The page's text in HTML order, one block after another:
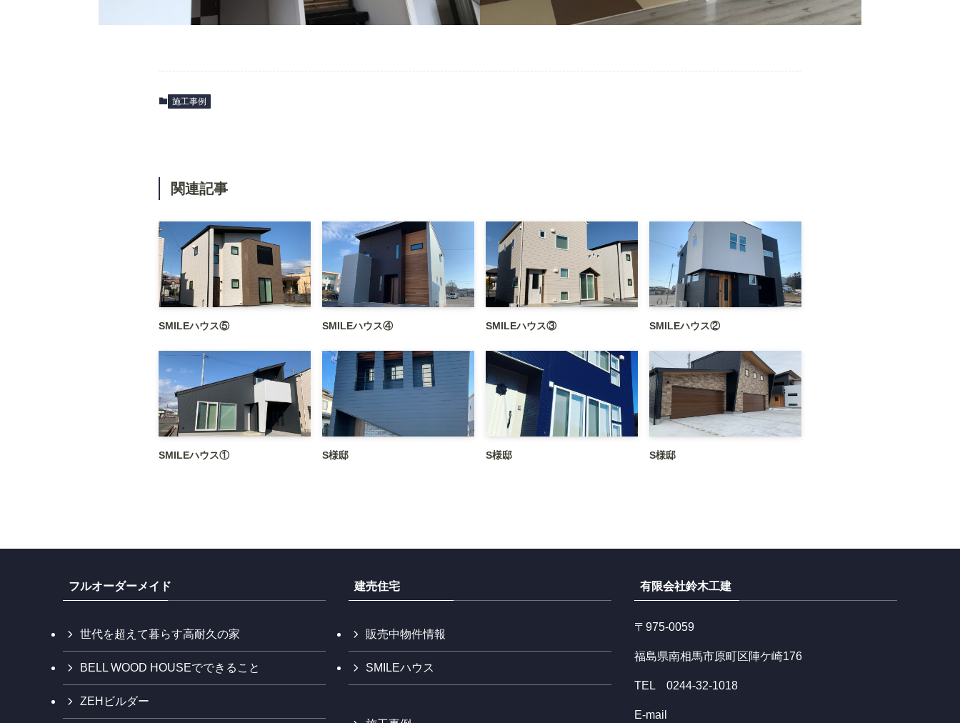
施工事例
関連記事
SMILEハウス⑤ SMILEハウス④ SMILEハウス③ SMILEハウス②
SMILEハウス① S様邸 S様邸 S様邸
フルオーダーメイド
世代を超えて暮らす高耐久の家
BELL WOOD HOUSEでできること
ZEHビルダー
建売住宅
販売中物件情報
SMILEハウス
有限会社鈴木工建
〒975-0059
福島県南相馬市原町区陣ケ崎176
TEL 0244-32-1018
E-mail